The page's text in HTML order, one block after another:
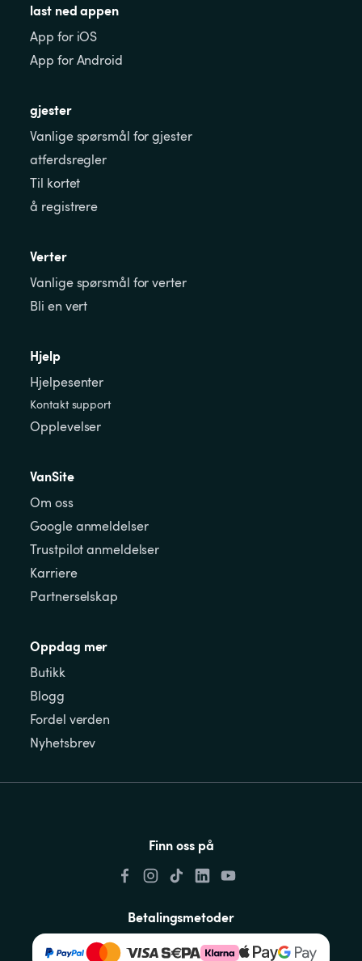
last ned appen
App for iOS
App for Android
gjester
Vanlige spørsmål for gjester
atferdsregler
Til kortet
å registrere
Verter
Vanlige spørsmål for verter
Bli en vert
Hjelp
Hjelpesenter
Kontakt support
Opplevelser
VanSite
Om oss
Google anmeldelser
Trustpilot anmeldelser
Karriere
Partnerselskap
Oppdag mer
Butikk
Blogg
Fordel verden
Nyhetsbrev
Finn oss på
Betalingsmetoder